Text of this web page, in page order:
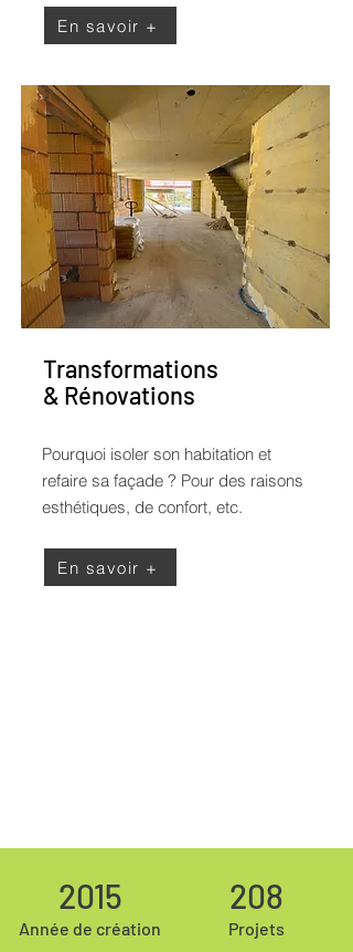
En savoir +
Transformations
& Rénovations
Pourquoi isoler son habitation et
refaire sa façade ? Pour des raisons
esthétiques, de confort, etc.
En savoir +
2015
Année de création
208
Projets